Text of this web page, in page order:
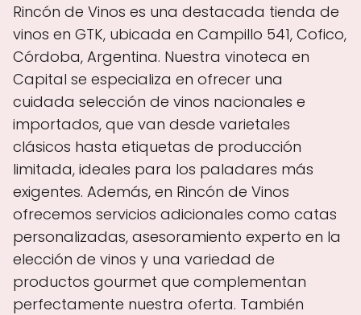
Rincón de Vinos es una destacada tienda de
vinos en GTK, ubicada en Campillo 541, Cofico,
Córdoba, Argentina. Nuestra vinoteca en
Capital se especializa en ofrecer una
cuidada selección de vinos nacionales e
importados, que van desde varietales
clásicos hasta etiquetas de producción
limitada, ideales para los paladares más
exigentes. Además, en Rincón de Vinos
ofrecemos servicios adicionales como catas
personalizadas, asesoramiento experto en la
elección de vinos y una variedad de
productos gourmet que complementan
perfectamente nuestra oferta. También